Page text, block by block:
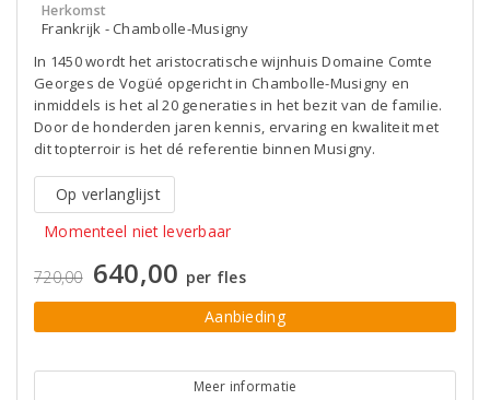
Herkomst
Frankrijk - Chambolle-Musigny
In 1450 wordt het aristocratische wijnhuis Domaine Comte
Georges de Vogüé opgericht in Chambolle-Musigny en
inmiddels is het al 20 generaties in het bezit van de familie.
Door de honderden jaren kennis, ervaring en kwaliteit met
dit topterroir is het dé referentie binnen Musigny.
Op verlanglijst
Momenteel niet leverbaar
720,00 640,00 per fles
Aanbieding
Meer informatie